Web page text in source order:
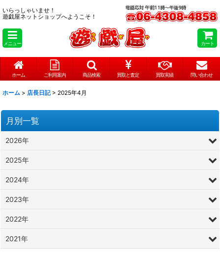
いらっしゃいませ！
遊戯屋ネットショップへようこそ！
メニュー カート
ホーム ご利用案内 商品検索 買取と査定 買取実績 問い合わせ
ホーム > 店長日記 > 2025年4月
月別一覧
2026年
2025年
2024年
2023年
2022年
2021年